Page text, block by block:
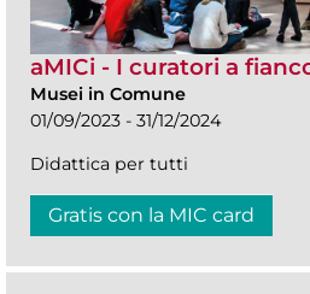
aMICi - I curatori a
Musei in Comune
01/09/2023 - 31/12/2024
Didattica per tutti
Gratis con la MIC card